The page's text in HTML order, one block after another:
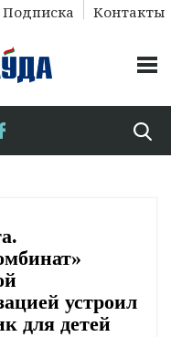
Подписка Контакты
устроил
для детей